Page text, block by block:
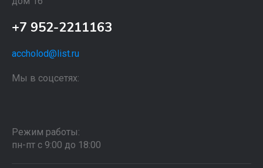
+7 952-2211163
accholod@list.ru
Мы в соцсетях:
Режим работы:
пн-пт с 9:00 до 18:00